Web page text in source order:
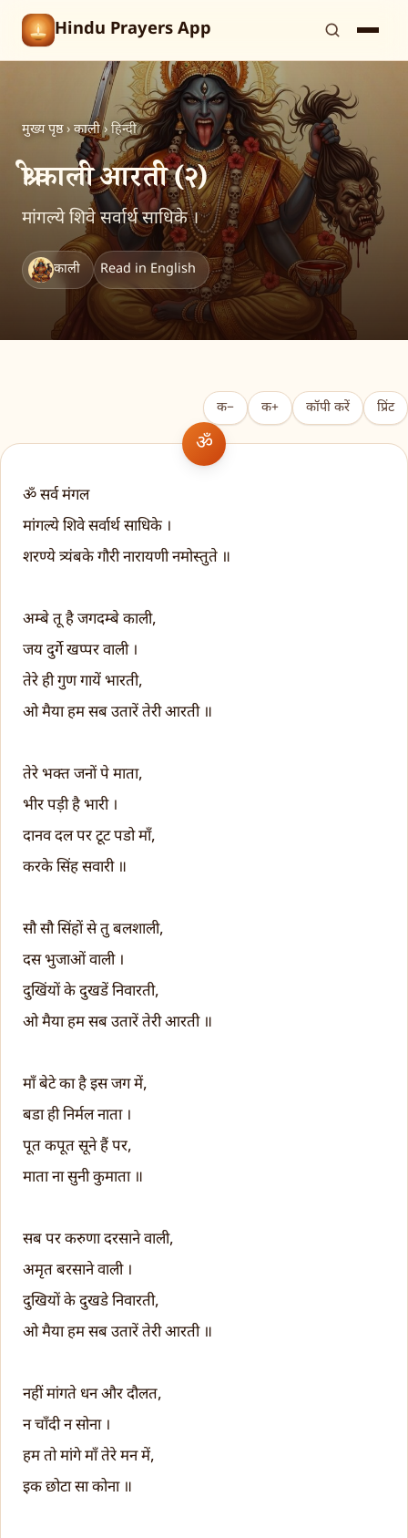
Hindu Prayers App
मुख्य पृष्ठ › काली › हिन्दी
श्री काली आरती (२)
मांगल्ये शिवे सर्वार्थ साधिके ।
काली Read in English
क− क+ कॉपी करें प्रिंट
ॐ सर्व मंगल
मांगल्ये शिवे सर्वार्थ साधिके ।
शरण्ये त्र्यंबके गौरी नारायणी नमोस्तुते ॥
अम्बे तू है जगदम्बे काली,
जय दुर्गे खप्पर वाली ।
तेरे ही गुण गायें भारती,
ओ मैया हम सब उतारें तेरी आरती ॥
तेरे भक्त जनों पे माता,
भीर पड़ी है भारी ।
दानव दल पर टूट पडो माँ,
करके सिंह सवारी ॥
सौ सौ सिंहों से तु बलशाली,
दस भुजाओं वाली ।
दुखिंयों के दुखडें निवारती,
ओ मैया हम सब उतारें तेरी आरती ॥
माँ बेटे का है इस जग में,
बडा ही निर्मल नाता ।
पूत कपूत सूने हैं पर,
माता ना सुनी कुमाता ॥
सब पर करुणा दरसाने वाली,
अमृत बरसाने वाली ।
दुखियों के दुखडे निवारती,
ओ मैया हम सब उतारें तेरी आरती ॥
नहीं मांगते धन और दौलत,
न चाँदी न सोना ।
हम तो मांगे माँ तेरे मन में,
इक छोटा सा कोना ॥